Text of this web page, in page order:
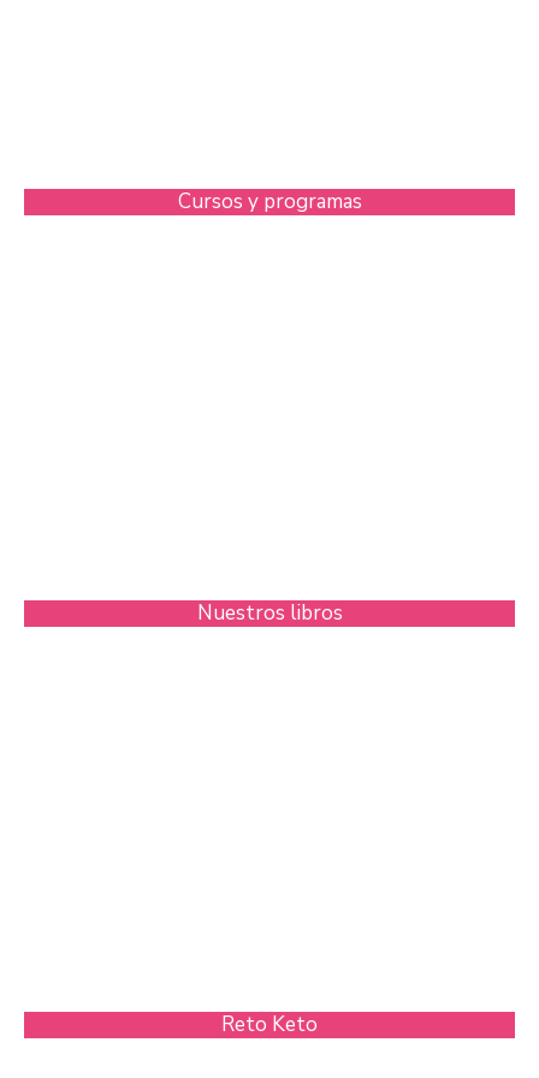
Cursos y programas
Nuestros libros
Reto Keto